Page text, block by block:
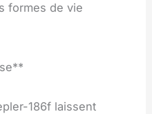
formes de vie
186f laissent